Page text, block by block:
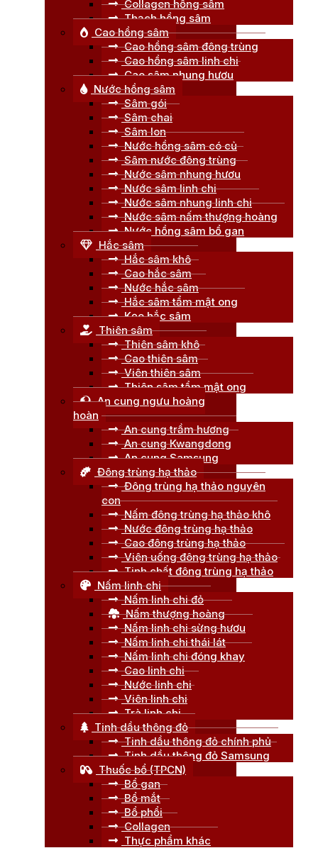
Collagen hồng sâm
Thạch hồng sâm
Cao hồng sâm
Cao hồng sâm đông trùng
Cao hồng sâm linh chi
Cao sâm nhung hươu
Nước hồng sâm
Sâm gói
Sâm chai
Sâm lon
Nước hồng sâm có củ
Sâm nước đông trùng
Nước sâm nhung hươu
Nước sâm linh chi
Nước sâm nhung linh chi
Nước sâm nấm thượng hoàng
Nước hồng sâm bổ gan
Hắc sâm
Hắc sâm khô
Cao hắc sâm
Nước hắc sâm
Hắc sâm tẩm mật ong
Kẹo hắc sâm
Thiên sâm
Thiên sâm khô
Cao thiên sâm
Viên thiên sâm
Thiên sâm tẩm mật ong
An cung ngưu hoàng
hoàn
An cung trầm hương
An cung Kwangdong
An cung Samsung
Đông trùng hạ thảo
Đông trùng hạ thảo nguyên
con
Nấm đông trùng hạ thảo khô
Nước đông trùng hạ thảo
Cao đông trùng hạ thảo
Viên uống đông trùng hạ thảo
Tinh chất đông trùng hạ thảo
Nấm linh chi
Nấm linh chi đỏ
Nấm thượng hoàng
Nấm linh chi sừng hươu
Nấm linh chi thái lát
Nấm linh chi đóng khay
Cao linh chi
Nước linh chi
Viên linh chi
Trà linh chi
Tinh dầu thông đỏ
Tinh dầu thông đỏ chính phủ
Tinh dầu thông đỏ Samsung
Thuốc bổ (TPCN)
Bổ gan
Bổ mắt
Bổ phổi
Collagen
Thực phẩm khác